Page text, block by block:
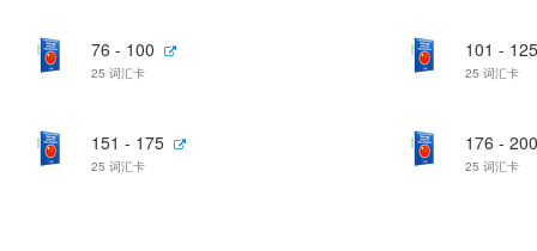
76 - 100
25 词汇卡
101 - 125
25 词汇卡
151 - 175
25 词汇卡
176 - 200
25 词汇卡